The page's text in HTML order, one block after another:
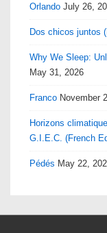
Orlando July 26,
Dos chicos juntos
Why We Sleep:
May 31, 2026
Franco November
Horizons
G.I.E.C. (French
Pédés May 22,